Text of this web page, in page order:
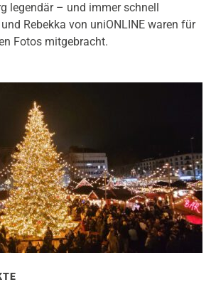
legendär – und immer schnell
Rebekka von uniONLINE waren für
Fotos mitgebracht.